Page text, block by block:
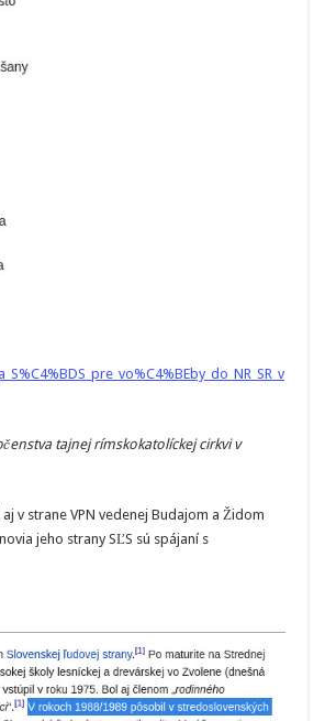
tajnej rímskokatolíckej cirkvi v
v strane VPN vedenej Budajom a Židom
jeho strany SĽS sú spájaní s